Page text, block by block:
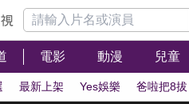
電影 動漫 兒童
最新上架 Yes娛樂 爸啦把8拔